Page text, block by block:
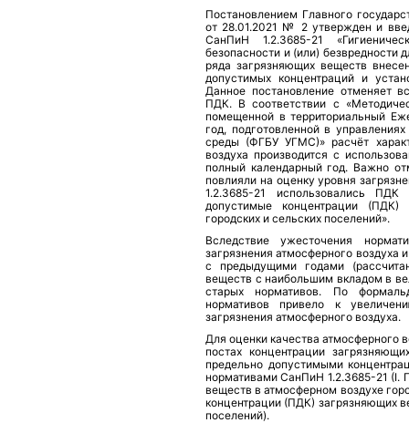
Постановлением Главного
от 28.01.2021 № 2 утвержден и
СанПиН 1.2.3685-21
безопасности и (или) безвредности
ряда загрязняющих веществ
допустимых концентраций и
Данное постановление отменяет
ПДК. В соответствии с
помещенной в территориальный
год, подготовленной в
среды (ФГБУ УГМС)» расчёт
воздуха производится с
полный календарный год. Важно
повлияли на оценку уровня
1.2.3685-21 использовались
допустимые концентрации
городских и сельских поселений».
Вследствие ужесточения
загрязнения атмосферного воздуха
с предыдущими годами
веществ с наибольшим вкладом в
старых нормативов. По
нормативов привело к
загрязнения атмосферного воздуха.
Для оценки качества атмосферного
постах концентрации
предельно допустимыми
нормативами СанПиН 1.2.3685-21 (I.
веществ в атмосферном воздухе
концентрации (ПДК) загрязняющих
поселений).